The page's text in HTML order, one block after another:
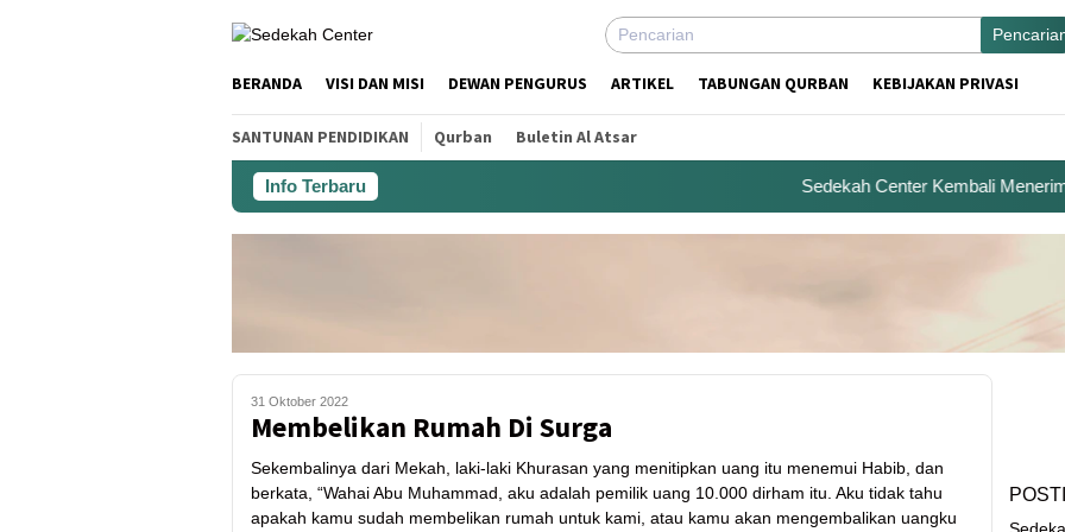
BERANDA VISI DAN MISI DEWAN PENGURUS ARTIKEL TABUNGAN QURBAN KEBIJAKAN PRIVASI
SANTUNAN PENDIDIKAN Qurban Buletin Al Atsar
Info Terbaru Sedekah Center Kembali Menerima
31 Oktober 2022
Membelikan Rumah Di Surga
Sekembalinya dari Mekah, laki-laki Khurasan yang menitipkan uang itu menemui Habib, dan
berkata, “Wahai Abu Muhammad, aku adalah pemilik uang 10.000 dirham itu. Aku tidak tahu
apakah kamu sudah membelikan rumah untuk kami, atau kamu akan mengembalikan uangku